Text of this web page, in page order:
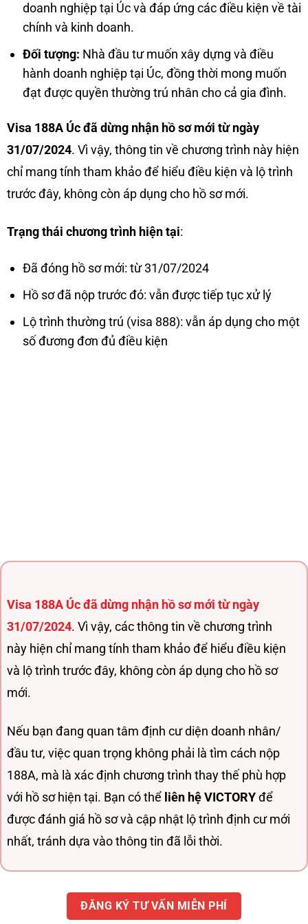
doanh nghiệp tại Úc và đáp ứng các điều kiện về tài
chính và kinh doanh.
Đối tượng: Nhà đầu tư muốn xây dựng và điều
hành doanh nghiệp tại Úc, đồng thời mong muốn
đạt được quyền thường trú nhân cho cả gia đình.
Visa 188A Úc đã dừng nhận hồ sơ mới từ ngày
31/07/2024. Vì vậy, thông tin về chương trình này hiện
chỉ mang tính tham khảo để hiểu điều kiện và lộ trình
trước đây, không còn áp dụng cho hồ sơ mới.
Trạng thái chương trình hiện tại:
Đã đóng hồ sơ mới: từ 31/07/2024
Hồ sơ đã nộp trước đó: vẫn được tiếp tục xử lý
Lộ trình thường trú (visa 888): vẫn áp dụng cho một
số đương đơn đủ điều kiện
Visa 188A Úc đã dừng nhận hồ sơ mới từ ngày
31/07/2024. Vì vậy, các thông tin về chương trình
này hiện chỉ mang tính tham khảo để hiểu điều kiện
và lộ trình trước đây, không còn áp dụng cho hồ sơ
mới.
Nếu bạn đang quan tâm định cư diện doanh nhân/
đầu tư, việc quan trọng không phải là tìm cách nộp
188A, mà là xác định chương trình thay thế phù hợp
với hồ sơ hiện tại. Bạn có thể liên hệ VICTORYđể
được đánh giá hồ sơ và cập nhật lộ trình định cư mới
nhất, tránh dựa vào thông tin đã lỗi thời.
ĐĂNG KÝ TƯ VẤN MIỄN PHÍ